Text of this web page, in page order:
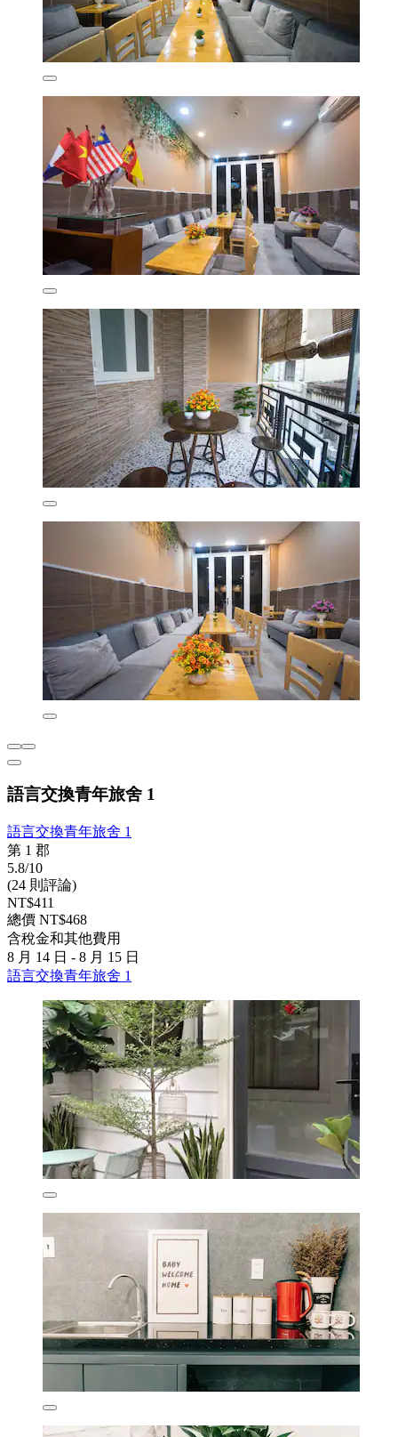
語言交換青年旅舍 1
語言交換青年旅舍 1
第 1 郡
5.8/10
(24 則評論)
NT$411
總價 NT$468
含稅金和其他費用
8 月 14 日 - 8 月 15 日
語言交換青年旅舍 1